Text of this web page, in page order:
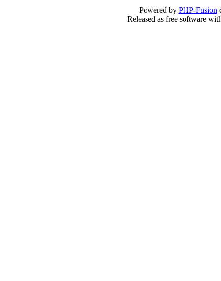
Powered by PHP-Fusion
Released as free software